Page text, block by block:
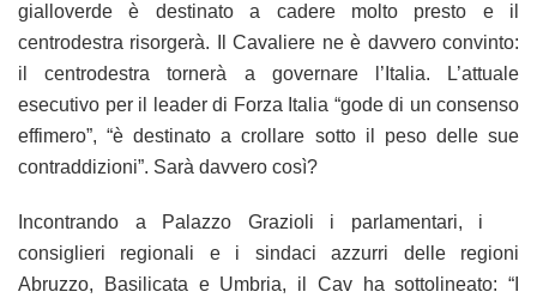
gialloverde è destinato a cadere molto presto e il
centrodestra risorgerà. Il Cavaliere ne è davvero convinto:
il centrodestra tornerà a governare l’Italia. L’attuale
esecutivo per il leader di Forza Italia “gode di un consenso
effimero”, “è destinato a crollare sotto il peso delle sue
contraddizioni”. Sarà davvero così?
Incontrando a Palazzo Grazioli i parlamentari, i
consiglieri regionali e i sindaci azzurri delle regioni
Abruzzo, Basilicata e Umbria, il Cav ha sottolineato: “I